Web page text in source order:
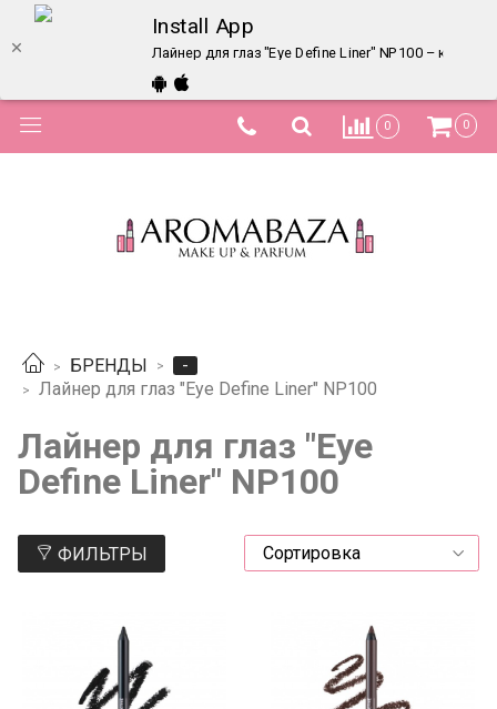
Install App
Лайнер для глаз "Eye Define Liner" NP100 – купить
0 0
БРЕНДЫ
-
Лайнер для глаз "Eye Define Liner" NP100
Лайнер для глаз "Eye
Define Liner" NP100
ФИЛЬТРЫ